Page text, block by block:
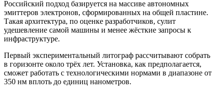
Российский подход базируется на массиве автономных
эмиттеров электронов, сформированных на общей пластине.
Такая архитектура, по оценке разработчиков, сулит
удешевление самой машины и менее жёсткие запросы к
инфраструктуре.
Первый экспериментальный литограф рассчитывают собрать
в горизонте около трёх лет. Установка, как предполагается,
сможет работать с технологическими нормами в диапазоне от
350 нм вплоть до единиц нанометров.